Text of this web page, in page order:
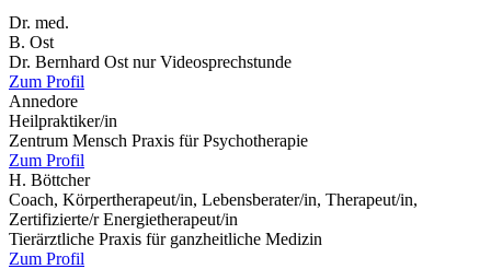
Dr. med.
B. Ost
Dr. Bernhard Ost nur Videosprechstunde
Zum Profil
Annedore
Heilpraktiker/in
Zentrum Mensch Praxis für Psychotherapie
Zum Profil
H. Böttcher
Coach, Körpertherapeut/in, Lebensberater/in, Therapeut/in,
Zertifizierte/r Energietherapeut/in
Tierärztliche Praxis für ganzheitliche Medizin
Zum Profil